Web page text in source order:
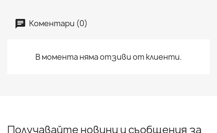
Коментари (0)
В момента няма отзиви от клиенти.
Получавайте новини и съобщения за